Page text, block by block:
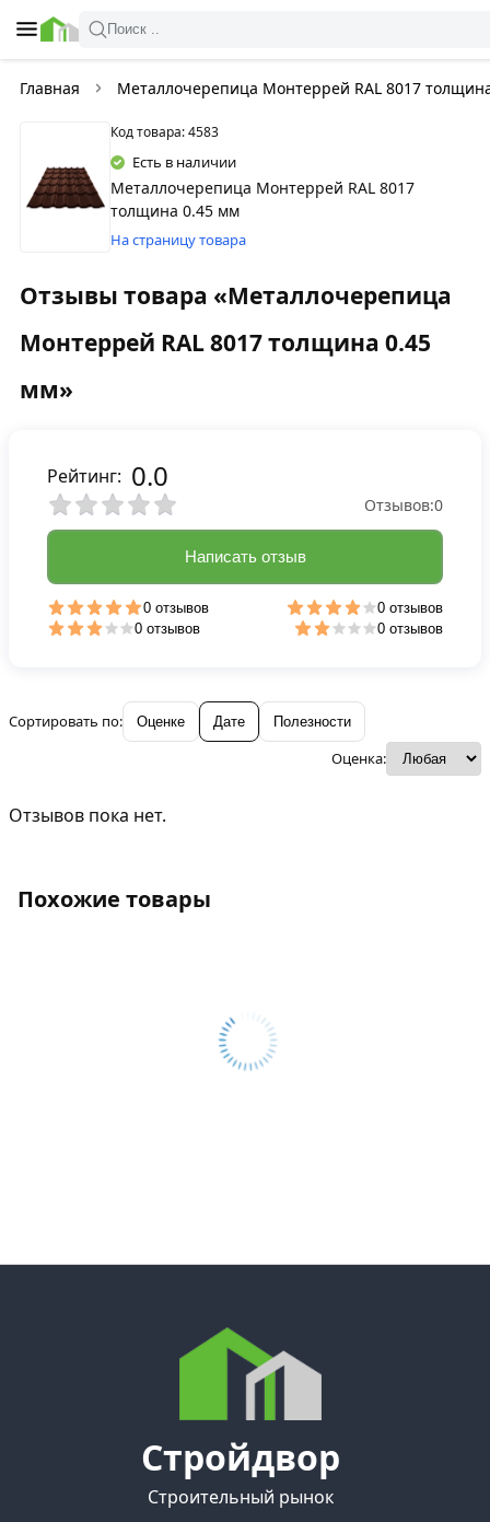
Поиск ..
Главная Металлочерепица Монтеррей RAL 8017
Код товара: 4583
Есть в наличии
Металлочерепица Монтеррей RAL 8017
толщина 0.45 мм
На страницу товара
Отзывы товара «Металлочерепица
Монтеррей RAL 8017 толщина 0.45
мм»
Сортировать по: Оценке Дате Полезности
Оценка:
Отзывов пока нет.
Рейтинг: 0.0
Отзывов:0
Написать отзыв
0 отзывов
0 отзывов
0 отзывов
0 отзывов
Похожие товары
Стройдвор
Строительный рынок